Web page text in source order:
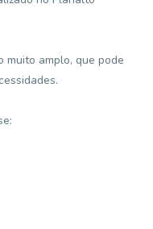
muito amplo, que pode